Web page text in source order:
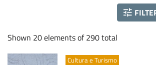
b
Shown 20 elements of 290 total
Cultura e Turismo